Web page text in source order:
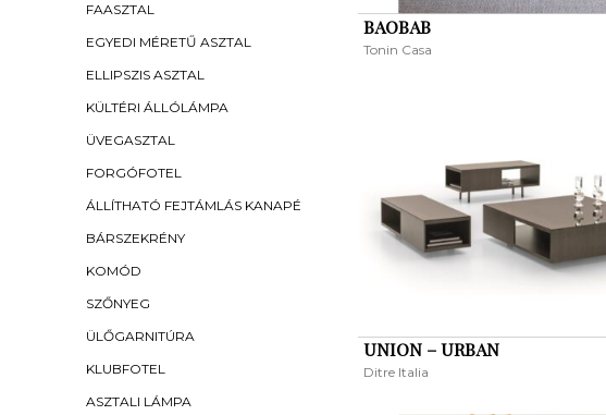
FAASZTAL
EGYEDI MÉRETŰ ASZTAL
ELLIPSZIS ASZTAL
KÜLTÉRI ÁLLÓLÁMPA
ÜVEGASZTAL
FORGÓFOTEL
ÁLLÍTHATÓ FEJTÁMLÁS KANAPÉ
BÁRSZEKRÉNY
KOMÓD
SZŐNYEG
ÜLŐGARNITÚRA
KLUBFOTEL
ASZTALI LÁMPA
BAOBAB
Tonin Casa
UNION – URBAN
Ditre Italia